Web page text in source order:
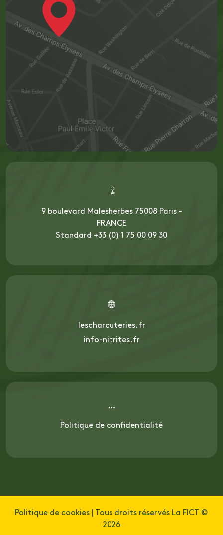
9 boulevard Malesherbes 75008 Paris -
FRANCE
Standard +33 (0) 1 75 00 09 30
lescharcuteries.fr
info-nitrites.fr
Politique de confidentialité
Politique de cookies | Tous droits réservés La FICT ©
2026